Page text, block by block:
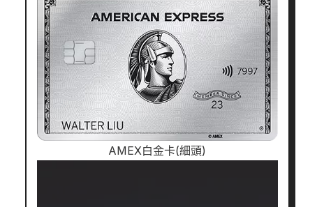
AMEX白金卡(細頭)